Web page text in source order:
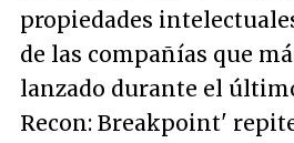
propiedades
de las compañías que
lanzado durante el
Recon: Breakpoint'